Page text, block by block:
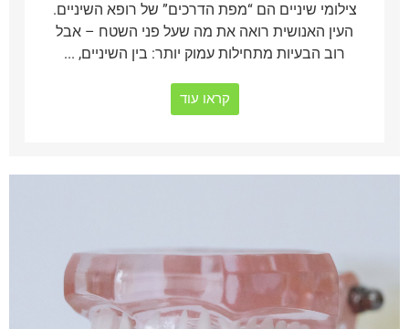
צילומי שיניים הם “מפת הדרכים” של רופא השיניים.
העין האנושית רואה את מה שעל פני השטח – אבל
רוב הבעיות מתחילות עמוק יותר: בין השיניים, ...
קראו עוד